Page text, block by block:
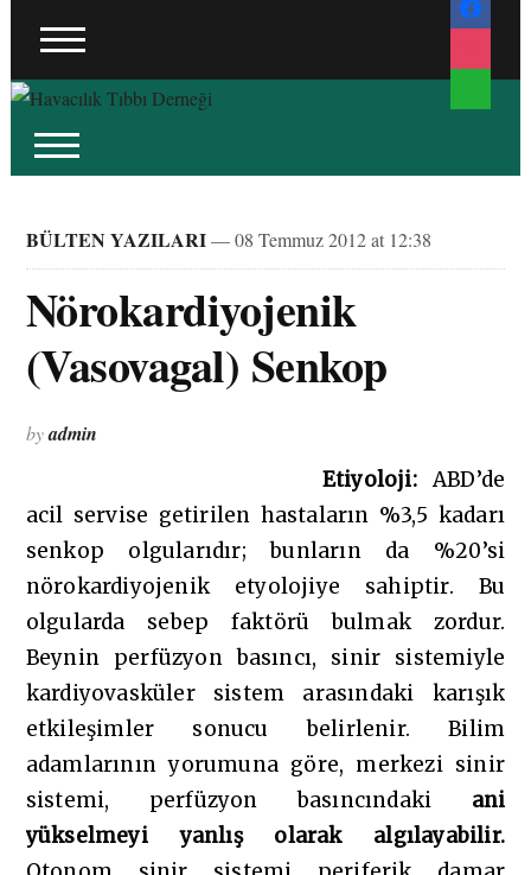
instagram
whatsapp
BÜLTEN YAZILARI— 08 Temmuz 2012 at 12:38
Nörokardiyojenik
(Vasovagal) Senkop
byadmin
Etiyoloji:ABD’de
acil servise getirilen hastaların %3,5 kadarı
senkop olgularıdır; bunların da %20’si
nörokardiyojenik etyolojiye sahiptir. Bu
olgularda sebep faktörü bulmak zordur.
Beynin perfüzyon basıncı, sinir sistemiyle
kardiyovasküler sistem arasındaki karışık
etkileşimler sonucu belirlenir. Bilim
adamlarının yorumuna göre, merkezi sinir
sistemi, perfüzyon basıncındaki ani
yükselmeyi yanlış olarak algılayabilir.